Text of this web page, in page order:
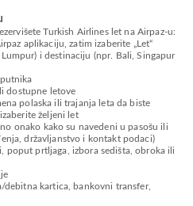
Turkish Airlines let na Airpaz-u:
aplikaciju, zatim izaberite „Let“
i destinaciju (npr. Bali, Singapur
dostupne letove
polaska ili trajanja leta da biste
željeni let
onako kako su navedeni u pasošu ili
državljanstvo i kontakt podaci)
poput prtljaga, izbora sedišta, obroka ili
debitna kartica, bankovni transfer,